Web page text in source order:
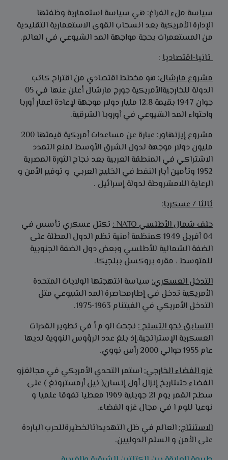
سياسة ملء الفراغ: هي سياسة استعمارية وظفتها
الإدارة الأمريكية بعد انسحاب القوى الاستعمارية التقليدية
من المستعمرات بحجة مواجهة المد الشيوعي في العالم.
ثانيا-اقتصاديا :
مشروع مارشال: هو مخطط اقتصادي من اقتراح كاتب
الدولة للخارجيةالأمريكية جورج مارشال أعلن عنها في 05
جوان 1947 بقيمة 12.8 مليار دولار موجهة لإعادة اعمار أوربا
واحتواء المد الشيوعي في أوروبا الشرقية.
مشروع إيزنهاور
: عبارة عن مساعدات أمريكية قيمتها 200
مليون دولار موجهة لدول الشرق الأوسط لمنع التمدد
الاشتراكي في المنطقة العربية بعد نجاح الثورة المصرية
1952 وتأمين أبار النفط في الخليج العربي و توفير الأمن و
الرعاية اللامشروطة لدولة إسرائيل .
ثالثا / عسكريا:
حلف شمال الأطلسيNATO
: تكتل عسكري تأسس في
04 أفريل 1949 كمنظمة أمنية تظم الدول المطلة على
الضفة الشمالية للأطلسي وبعض دول الضفة الجنوبية
للمتوسط ، مقره بروكسل ببلجيكا.
التدخل العسكري: سياسة انتهجتها الولايات المتحدة
الأمريكية تدخل في إطارمحاصرة المد الشيوعي مثل
التدخل الأمريكي في الفيتنام 1963-1975.
التسابق نحو التسلح: نجحت الو م أ في تطوير القدرات
العسكرية الإستراتجية،إذ بلغ عدد الرؤوس النووية لديها
عام 1955 حوالي 2000 رأس نووي.
غزو الفضاء الخارجي:استمر التحدي الأمريكي في مجالغزو
الفضاء حتىتاريخ إنزال أول إنسان( نيل أرمسترونغ ) على
سطح القمر يوم 21 جويلية 1969 معطيا تفوقا علميا و
نوعيا للوم ا في مجال غزو الفضاء.
الاستنتاج:العالم في ظل التهديداتالخطيرةللحرب الباردة
على الأمن و السلم الدوليين.